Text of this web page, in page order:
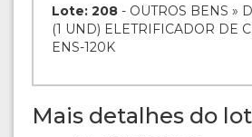
Lote: 208 - OUTROS BENS »
(1 UND) ELETRIFICADOR DE
ENS-120K
Mais detalhes do